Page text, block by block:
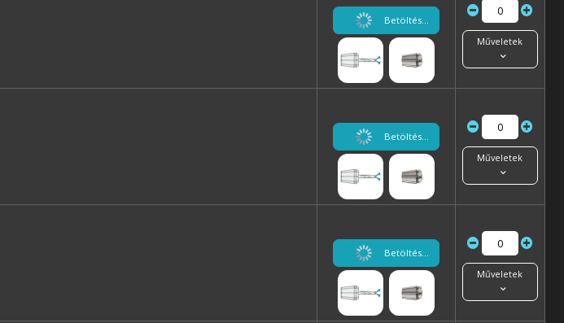
Betöltés...
Műveletek
Betöltés...
Műveletek
Betöltés...
Műveletek